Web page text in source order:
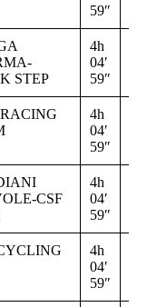
59″
STEP
4h
04′
59″
4h
04′
59″
CSF
4h
04′
59″
4h
04′
59″